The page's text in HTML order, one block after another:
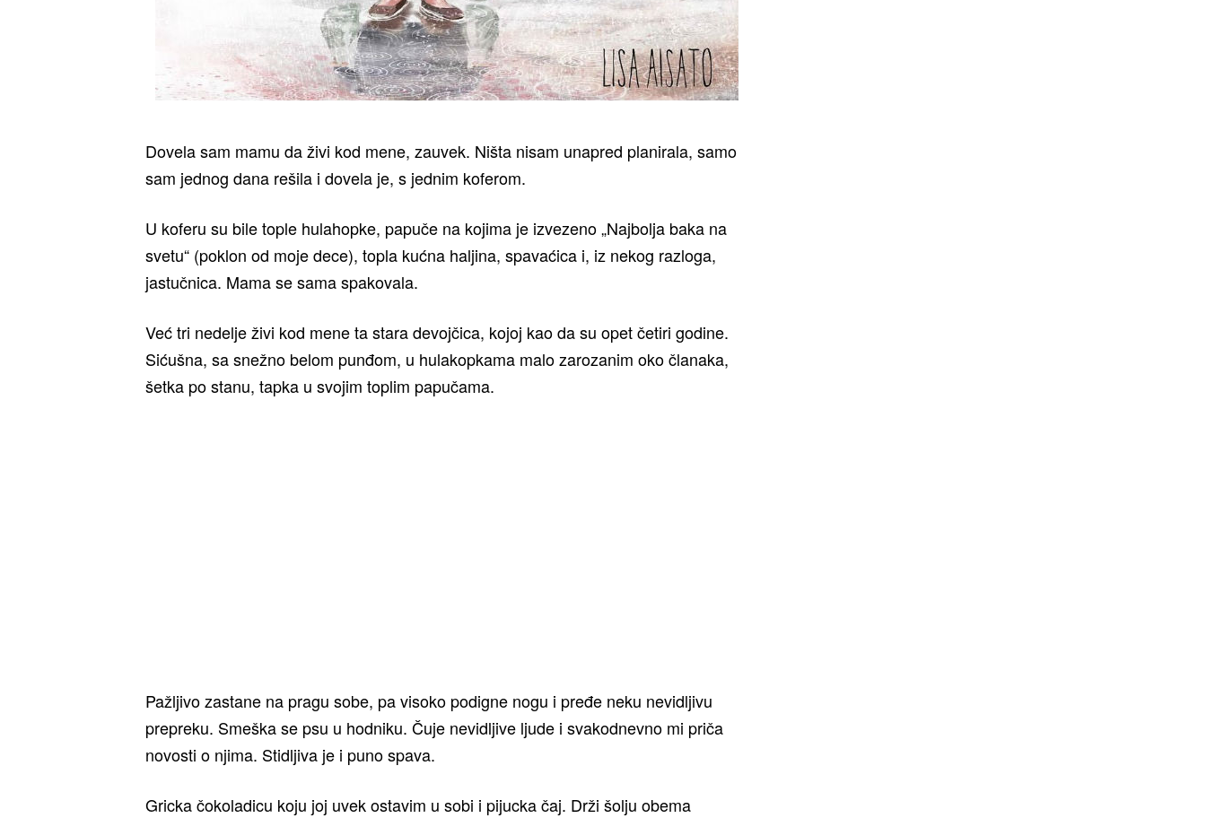
Dovela sam mamu da živi kod mene, zauvek. Ništa nisam unapred planirala, samo
sam jednog dana rešila i dovela je, s jednim koferom.
U koferu su bile tople hulahopke, papuče na kojima je izvezeno „Najbolja baka na
svetu“ (poklon od moje dece), topla kućna haljina, spavaćica i, iz nekog razloga,
jastučnica. Mama se sama spakovala.
Već tri nedelje živi kod mene ta stara devojčica, kojoj kao da su opet četiri godine.
Sićušna, sa snežno belom punđom, u hulakopkama malo zarozanim oko članaka,
šetka po stanu, tapka u svojim toplim papučama.
Pažljivo zastane na pragu sobe, pa visoko podigne nogu i pređe neku nevidljivu
prepreku. Smeška se psu u hodniku. Čuje nevidljive ljude i svakodnevno mi priča
novosti o njima. Stidljiva je i puno spava.
Gricka čokoladicu koju joj uvek ostavim u sobi i pijucka čaj. Drži šolju obema